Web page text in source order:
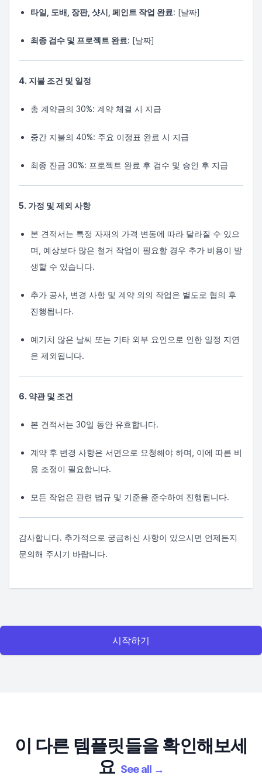
타일, 도배, 장판, 샷시, 페인트 작업 완료: [날짜]
최종 검수 및 프로젝트 완료: [날짜]
4. 지불 조건 및 일정
총 계약금의 30%: 계약 체결 시 지급
중간 지불의 40%: 주요 이정표 완료 시 지급
최종 잔금 30%: 프로젝트 완료 후 검수 및 승인 후 지급
5. 가정 및 제외 사항
본 견적서는 특정 자재의 가격 변동에 따라 달라질 수 있으
며, 예상보다 많은 철거 작업이 필요할 경우 추가 비용이 발
생할 수 있습니다.
추가 공사, 변경 사항 및 계약 외의 작업은 별도로 협의 후
진행됩니다.
예기치 않은 날씨 또는 기타 외부 요인으로 인한 일정 지연
은 제외됩니다.
6. 약관 및 조건
본 견적서는 30일 동안 유효합니다.
계약 후 변경 사항은 서면으로 요청해야 하며, 이에 따른 비
용 조정이 필요합니다.
모든 작업은 관련 법규 및 기준을 준수하여 진행됩니다.
감사합니다. 추가적으로 궁금하신 사항이 있으시면 언제든지
문의해 주시기 바랍니다.
시작하기
이 다른 템플릿들을 확인해보세
요 See all →